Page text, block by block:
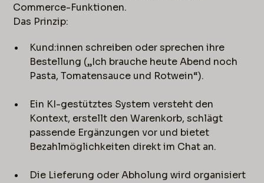
Commerce-Funktionen.
Das Prinzip:
Kund:innen schreiben oder sprechen ihre
Bestellung („Ich brauche heute Abend noch
Pasta, Tomatensauce und Rotwein“).
Ein KI-gestütztes System versteht den
Kontext, erstellt den Warenkorb, schlägt
passende Ergänzungen vor und bietet
Bezahlmöglichkeiten direkt im Chat an.
Die Lieferung oder Abholung wird organisiert